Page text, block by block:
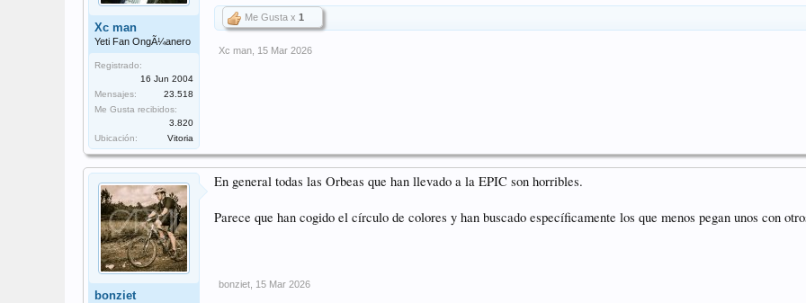
Xc man
Yeti Fan OngÃ¼anero
Registrado:
16 Jun 2004
Mensajes:
23.518
Me Gusta recibidos:
3.820
Ubicación:
Vitoria
Me Gusta x 1
Xc man 15 Mar 2026
bonziet
En general todas las Orbeas que han llevado a la EPIC son horribles.
Parece que han cogido el círculo de colores y han buscado específicamente los que menos pegan unos con
bonziet 15 Mar 2026